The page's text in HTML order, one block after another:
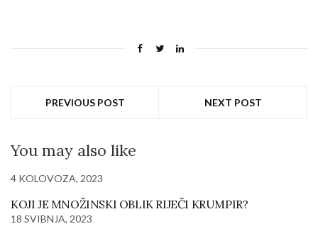
PREVIOUS POST NEXT POST
You may also like
4 KOLOVOZA, 2023
KOJI JE MNOŽINSKI OBLIK RIJEČI KRUMPIR?
18 SVIBNJA, 2023